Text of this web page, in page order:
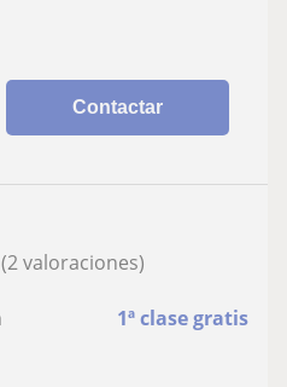
Contactar
1ª clase gratis
(2 valoraciones)